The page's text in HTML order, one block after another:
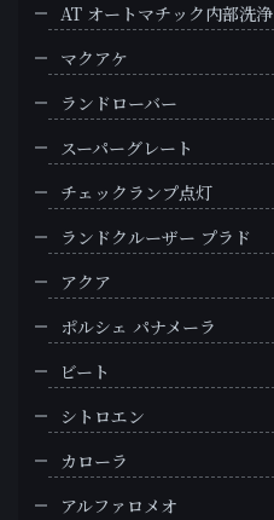
AT オートマチック内部洗浄
マクアケ
ランドローバー
スーパーグレート
チェックランプ点灯
ランドクルーザー プラド
アクア
ポルシェ パナメーラ
ビート
シトロエン
カローラ
アルファロメオ